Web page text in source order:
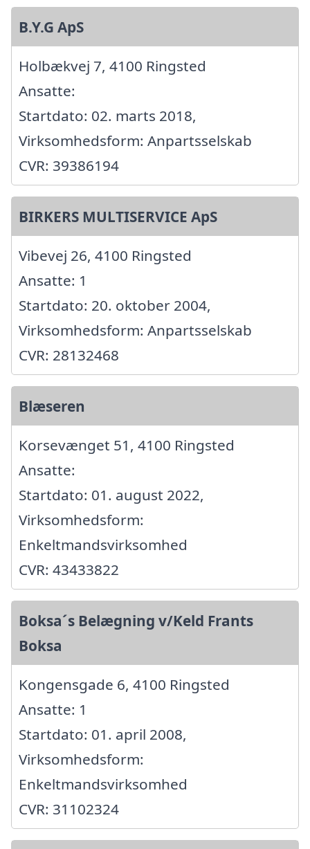
B.Y.G ApS
Holbækvej 7, 4100 Ringsted
Ansatte:
Startdato: 02. marts 2018,
Virksomhedsform: Anpartsselskab
CVR: 39386194
BIRKERS MULTISERVICE ApS
Vibevej 26, 4100 Ringsted
Ansatte: 1
Startdato: 20. oktober 2004,
Virksomhedsform: Anpartsselskab
CVR: 28132468
Blæseren
Korsevænget 51, 4100 Ringsted
Ansatte:
Startdato: 01. august 2022,
Virksomhedsform:
Enkeltmandsvirksomhed
CVR: 43433822
Boksa´s Belægning v/Keld Frants
Boksa
Kongensgade 6, 4100 Ringsted
Ansatte: 1
Startdato: 01. april 2008,
Virksomhedsform:
Enkeltmandsvirksomhed
CVR: 31102324